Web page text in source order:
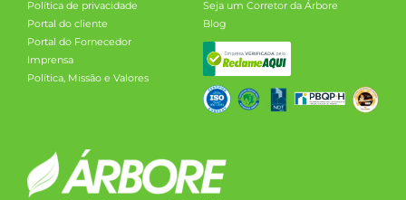
Política de privacidade
Portal do cliente
Portal do Fornecedor
Imprensa
Política, Missão e Valores
Seja um Corretor da Árbore
Blog